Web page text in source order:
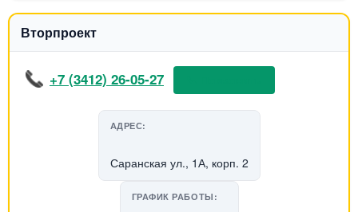
Вторпроект
+7 (3412) 26-05-27
АДРЕС:
Саранская ул., 1А, корп. 2
ГРАФИК РАБОТЫ: